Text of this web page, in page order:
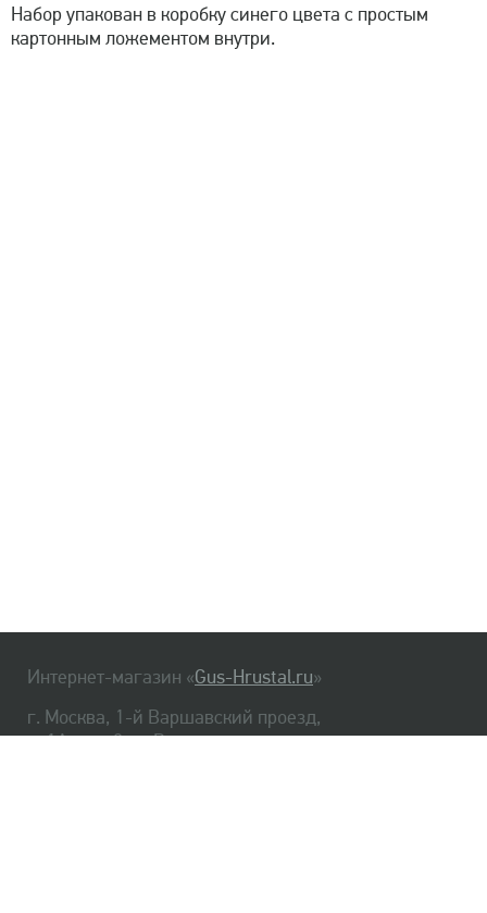
Набор упакован в коробку синего цвета с простым
картонным ложементом внутри.
Интернет-магазин «Gus-Hrustal.ru»
г. Москва, 1-й Варшавский проезд,
д. 1А, стр. 3, м. Варшавская